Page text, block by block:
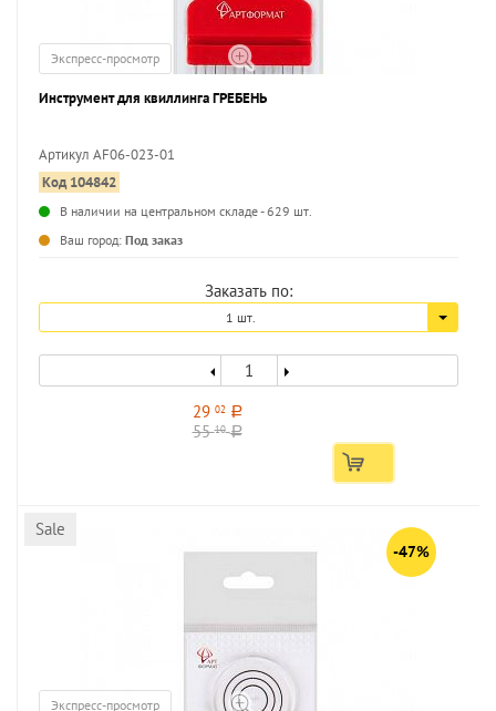
Экспресс-просмотр
Инструмент для квиллинга ГРЕБЕНЬ
Артикул AF06-023-01
Код 104842
В наличии на центральном складе - 629 шт.
Ваш город: Под заказ
Заказать по:
1 шт.
29 02 a
5510 a
Sale
-47%
Экспресс-просмотр